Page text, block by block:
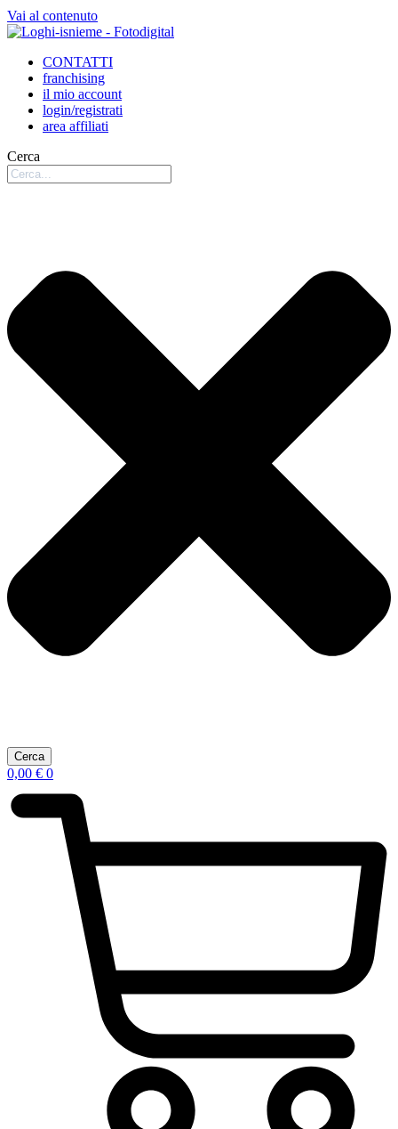
Vai al contenuto
CONTATTI
franchising
il mio account
login/registrati
area affiliati
Cerca
Cerca
0,00 € 0